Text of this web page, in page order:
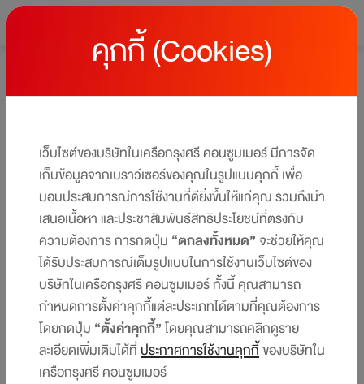
ให้คุณได้รับสิทธิประโยชน์และโปรโมชันมากมาย ครบทุกไลฟ์สไตล์
ได้ในบัตรเดียว​​
คุกกี้ (Cookies)
เว็บไซต์ของบริษัทในเครือกรุงศรี คอนซูมเมอร์ มีการจัด
เก็บข้อมูลจากเบราว์เซอร์ของคุณในรูปแบบคุกกี้ เพื่อ
มอบประสบการณ์การใช้งานที่ดียิ่งขึ้นให้แก่คุณ รวมถึงนำ
เสนอเนื้อหา และประชาสัมพันธ์สิทธิประโยชน์ที่ตรงกับ
ความต้องการ การกดปุ่ม “ตกลงทั้งหมด”จะช่วยให้คุณ
ได้รับประสบการณ์เต็มรูปแบบในการใช้งานเว็บไซต์ของ
บริษัทในเครือกรุงศรี คอนซูมเมอร์ ทั้งนี้ คุณสามารถ
กำหนดการตั้งค่าคุกกี้แต่ละประเภทได้ตามที่คุณต้องการ
โดยกดปุ่ม “ตั้งค่าคุกกี้”โดยคุณสามารถคลิกดูราย
ละเอียดเพิ่มเติมได้ที่ ประกาศการใช้งานคุกกี้ของบริษัทใน
เครือกรุงศรี คอนซูมเมอร์